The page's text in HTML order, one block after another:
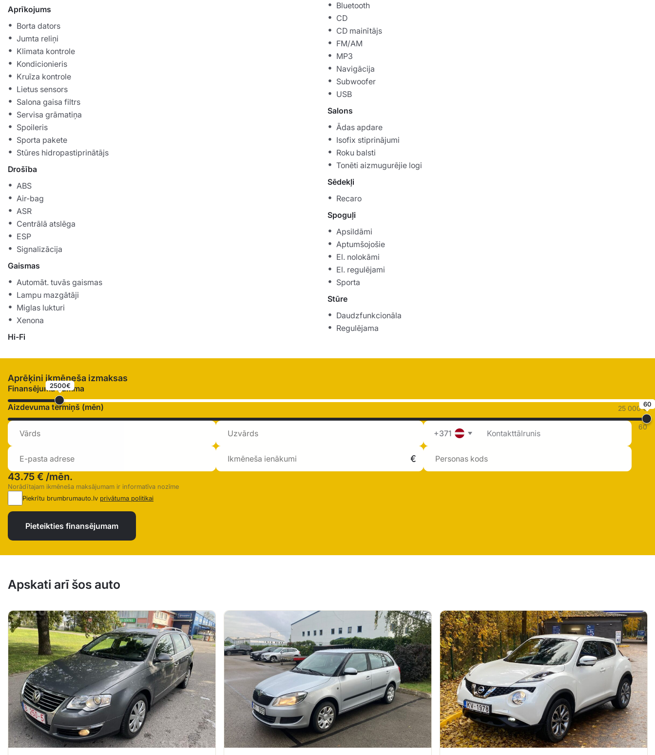
Aprīkojums
Borta dators
Jumta reliņi
Klimata kontrole
Kondicionieris
Kruīza kontrole
Lietus sensors
Salona gaisa filtrs
Servisa grāmatiņa
Spoileris
Sporta pakete
Stūres hidropastiprinātājs
Drošība
ABS
Air-bag
ASR
Centrālā atslēga
ESP
Signalizācija
Gaismas
Automāt. tuvās gaismas
Lampu mazgātāji
Miglas lukturi
Xenona
Hi-Fi
Bluetooth
CD
CD mainītājs
FM/AM
MP3
Navigācija
Subwoofer
USB
Salons
Ādas apdare
Isofix stiprinājumi
Roku balsti
Tonēti aizmugurējie logi
Sēdekļi
Recaro
Spoguļi
Apsildāmi
Aptumšojošie
El. nolokāmi
El. regulējami
Sporta
Stūre
Daudzfunkcionāla
Regulējama
Aprēķini ikmēneša izmaksas
Finansējuma summa
2500€
25 000 €
Aizdevuma termiņš (mēn) 60
60
+371
43.75 € /mēn.
Norādītajam ikmēneša maksājumam ir informatīva nozīme
Piekrītu brumbrumauto.lv privātuma politikai
Pieteikties finansējumam
Apskati arī šos auto